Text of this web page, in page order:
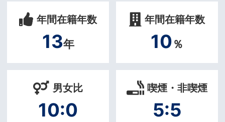
年間在籍年数
13年
年間在籍年数
10％
男女比
10:0
喫煙・非喫煙
5:5